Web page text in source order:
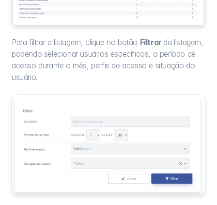
Para filtrar a listagem, clique no botão Filtrar da listagem,
podendo selecionar usuários específicos, o período de
acesso durante o mês, perfis de acesso e situação do
usuário.